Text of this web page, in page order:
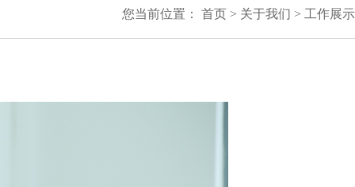
您当前位置： 首页 > 关于我们 > 工作展示